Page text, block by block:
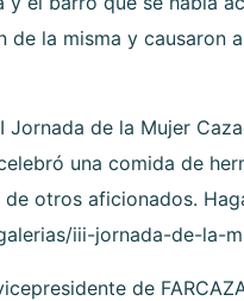
de la misma y causaron
Jornada de la Mujer
una comida de
otros aficionados.
iii-jornada-de-la-
de